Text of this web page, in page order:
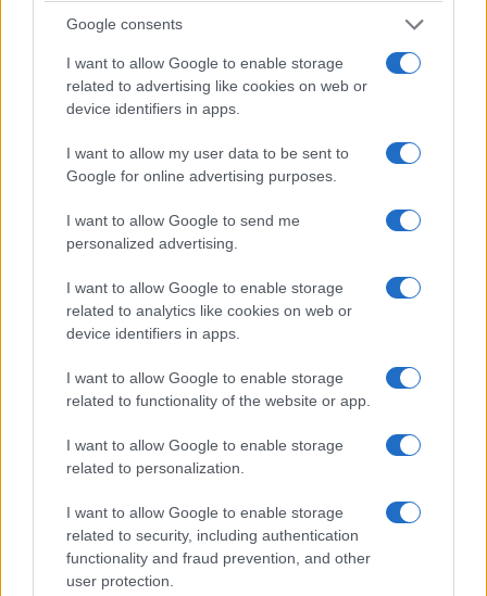
Google consents
I want to allow Google to enable storage
related to advertising like cookies on web or
device identifiers in apps.
I want to allow my user data to be sent to
Google for online advertising purposes.
I want to allow Google to send me
personalized advertising.
I want to allow Google to enable storage
related to analytics like cookies on web or
device identifiers in apps.
I want to allow Google to enable storage
related to functionality of the website or app.
I want to allow Google to enable storage
related to personalization.
I want to allow Google to enable storage
related to security, including authentication
functionality and fraud prevention, and other
user protection.
Η Καλαμαριά ετοιμάζεται να χορέψει στους
ρυθμούς του Πόντου: Διήμερο πανηγύρι με λύρα,
τραγούδι και μεγάλο γλέντι
31/07/2026 - 12:40μμ
ΕΚΔΗΛΩΣΕΙΣ